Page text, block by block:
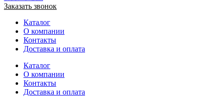
Заказать звонок
Каталог
О компании
Контакты
Доставка и оплата
Каталог
О компании
Контакты
Доставка и оплата